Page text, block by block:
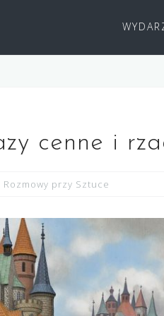
cenne i
Rozmowy przy Sztuce